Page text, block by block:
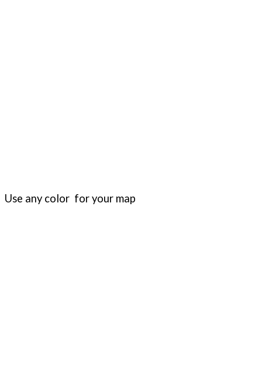
Use any color for your map